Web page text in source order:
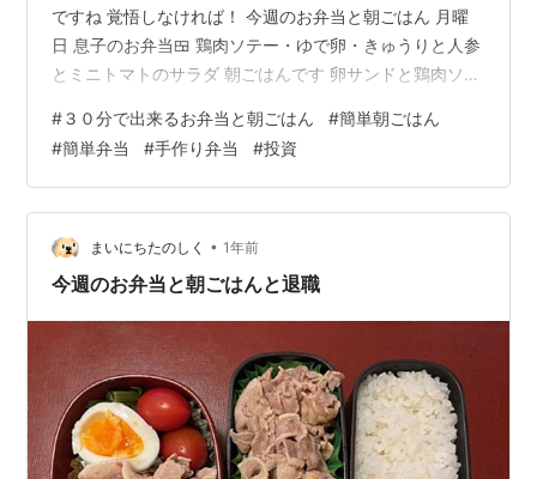
ですね 覚悟しなければ！ 今週のお弁当と朝ごはん 月曜
日 息子のお弁当🍱 鶏肉ソテー・ゆで卵・きゅうりと人参
とミニトマトのサラダ 朝ごはんです 卵サンドと鶏肉ソテ
りヨーグルトにハチミツとベリー・コーヒー 火曜日 お弁
当🍱 塩サバ・卵焼き・ほうれん草のナムル・ポテト・ミ
ニトマト 朝ごはんです 卵サンドとポテト・野菜スープ
（ベーコン・玉ねぎ・人参）・野菜ジュース・コーヒー
水曜日 朝ごはんです ご飯・味噌汁（薄揚げ・じゃがい
も・ナス・ネギ）・ひき…
#３０分で出来るお弁当と朝ごはん #簡単朝ごはん
#簡単弁当 #手作り弁当 #投資
まいにちたのしく • 1年前
今週のお弁当と朝ごはんと退職